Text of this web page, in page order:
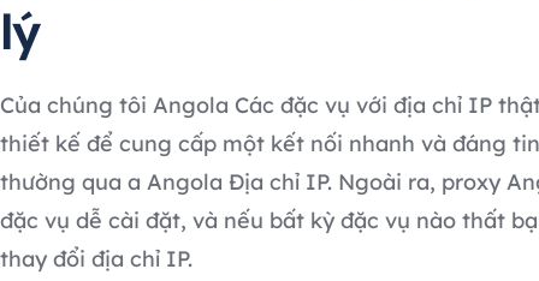
lý
Của chúng tôi Angola Các đặc vụ với địa chỉ IP
thiết kế để cung cấp một kết nối nhanh và đáng
thường qua a Angola Địa chỉ IP. Ngoài ra, proxy
đặc vụ dễ cài đặt, và nếu bất kỳ đặc vụ nào thất
thay đổi địa chỉ IP.